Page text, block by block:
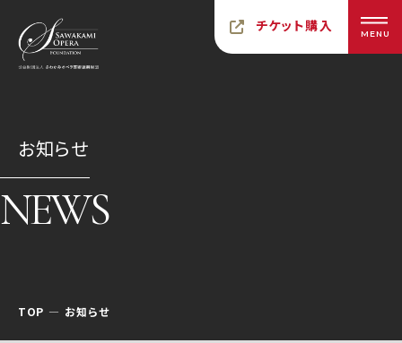
チケット購入 MENU
お知らせ
NEWS
TOP お知らせ